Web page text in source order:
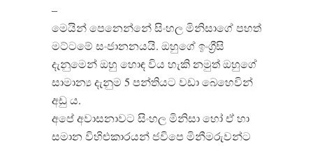
–
මෙයින් පෙනෙන්නේ සිංහල මිනිසාගේ පහත්
මට්ටමේ සංජානනයයි. ඔහුගේ ඉංග්‍රීසි
දැනුමෙන් ඔහු හොඳ විය හැකි නමුත් ඔහුගේ
සාමාන්‍ය දැනුම 5 පන්තියට වඩා බෙහෙවින්
අඩු ය.
අපේ අවාසනාවට සිංහල මිනිසා හෝ ඒ හා
සමාන විහිළුකාරයන් ජවිපෙ මිනීමරුවන්ට